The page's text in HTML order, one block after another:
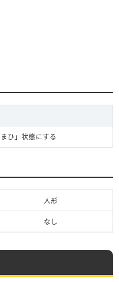
ひ」状態にする
人形
なし